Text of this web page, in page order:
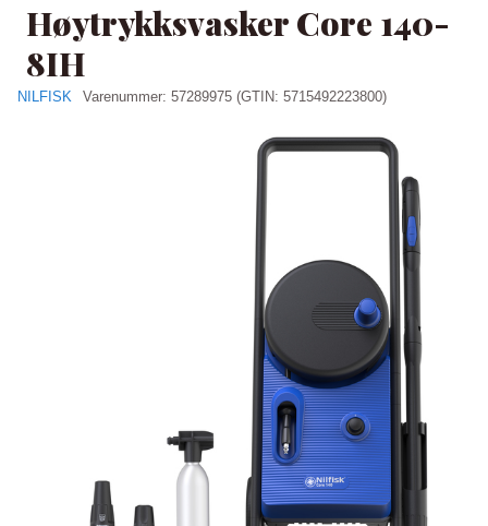
Høytrykksvasker Core 140-
8IH
NILFISK Varenummer: 57289975 (GTIN: 5715492223800)